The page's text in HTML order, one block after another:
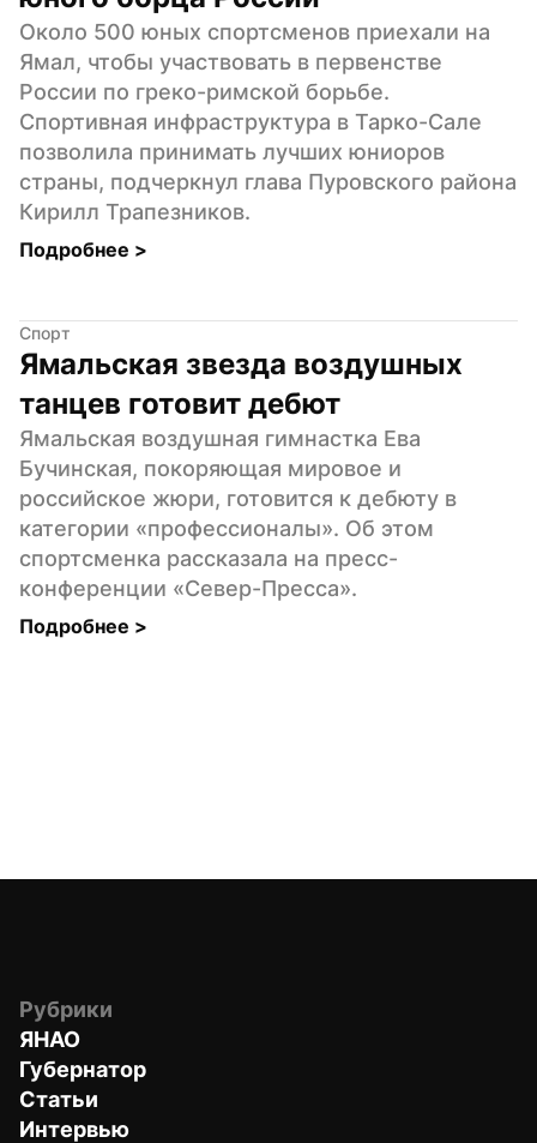
Около 500 юных спортсменов приехали на
Ямал, чтобы участвовать в первенстве
России по греко-римской борьбе.
Спортивная инфраструктура в Тарко-Сале
позволила принимать лучших юниоров
страны, подчеркнул глава Пуровского района
Кирилл Трапезников.
Подробнее >
Спорт
Ямальская звезда воздушных
танцев готовит дебют
Ямальская воздушная гимнастка Ева
Бучинская, покоряющая мировое и
российское жюри, готовится к дебюту в
категории «профессионалы». Об этом
спортсменка рассказала на пресс-
конференции «Север-Пресса».
Подробнее >
Рубрики
ЯНАО
Губернатор
Статьи
Интервью